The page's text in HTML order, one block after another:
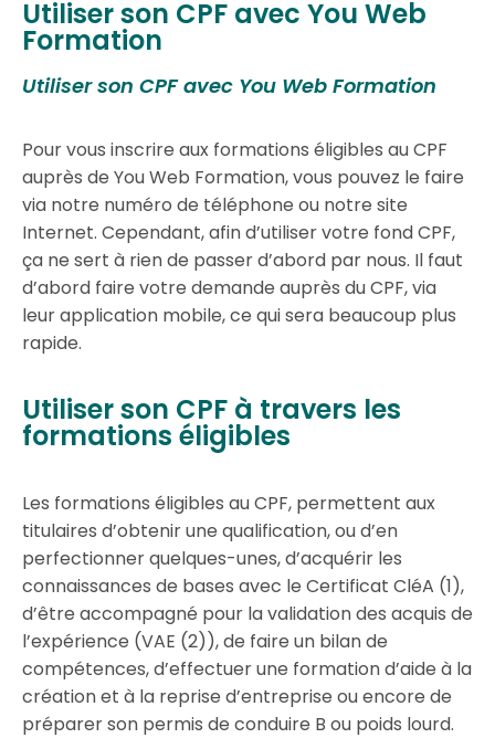
Utiliser son CPF avec You Web
Formation
Utiliser son CPF avec You Web Formation
Pour vous inscrire aux formations éligibles au CPF
auprès de You Web Formation, vous pouvez le faire
via notre numéro de téléphone ou notre site
Internet. Cependant, afin d’utiliser votre fond CPF,
ça ne sert à rien de passer d’abord par nous. Il faut
d’abord faire votre demande auprès du CPF, via
leur application mobile, ce qui sera beaucoup plus
rapide.
Utiliser son CPF à travers les
formations éligibles​
Les formations éligibles au CPF, permettent aux
titulaires d’obtenir une qualification, ou d’en
perfectionner quelques-unes, d’acquérir les
connaissances de bases avec le Certificat CléA (1),
d’être accompagné pour la validation des acquis de
l’expérience (VAE (2)), de faire un bilan de
compétences, d’effectuer une formation d’aide à la
création et à la reprise d’entreprise ou encore de
préparer son permis de conduire B ou poids lourd.